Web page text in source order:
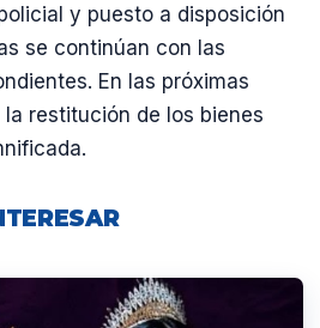
y puesto a disposición
se continúan con las
En las próximas
restitución de los bienes